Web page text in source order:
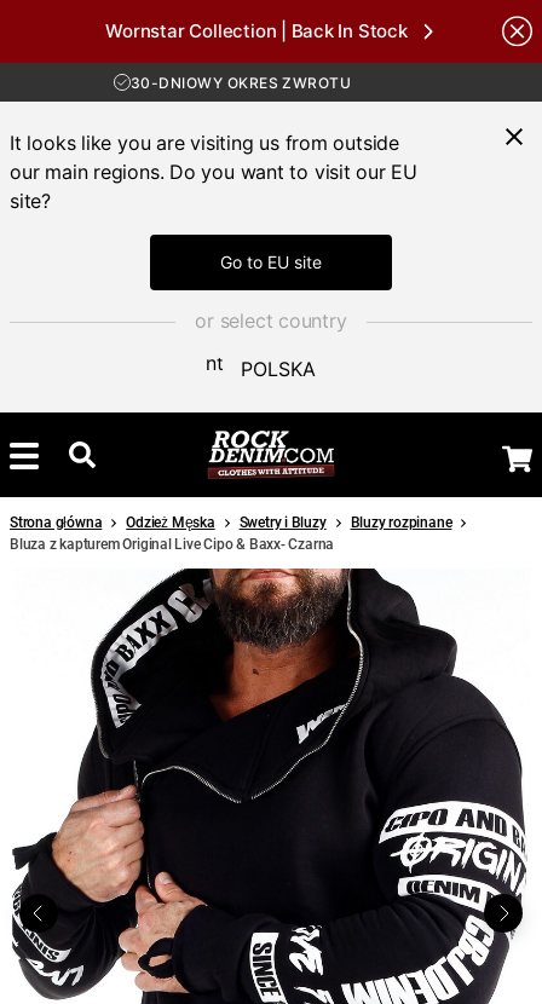
Wornstar Collection | Back In Stock
30-DNIOWY OKRES ZWROTU
DOSTAWA 4-7 DNI
DARMOWA WYSYŁKA POWYŻEJ 450 ZŁ
It looks like you are visiting us from outside
our main regions. Do you want to visit our EU
site?
Go to EU site
or select country
POLSKA
Strona główna Odzież Męska Swetry i Bluzy
Bluzy rozpinane
Bluza z kapturem Original Live Cipo & Baxx- Czarna